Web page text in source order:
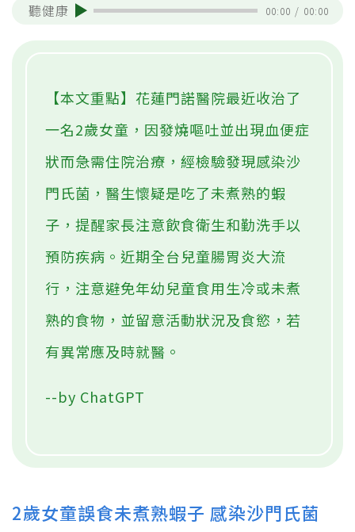
聽健康 00:00 / 00:00
【本文重點】花蓮門諾醫院最近收治了
一名2歲女童，因發燒嘔吐並出現血便症
狀而急需住院治療，經檢驗發現感染沙
門氏菌，醫生懷疑是吃了未煮熟的蝦
子，提醒家長注意飲食衛生和勤洗手以
預防疾病。近期全台兒童腸胃炎大流
行，注意避免年幼兒童食用生冷或未煮
熟的食物，並留意活動狀況及食慾，若
有異常應及時就醫。
--by ChatGPT
2歲女童誤食未煮熟蝦子 感染沙門氏菌